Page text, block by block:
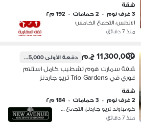
شقة
3 غرف نوم
• 2 حمامات • 192 م٢
الاندلس، التجمع الخامس
منذ 7 دقائق
11,300,000 ج.م دفعة الأولى6,165,000 ج.م
شقة سمارت هوم تشطيب كامل استلام
فوري في Trio Gardens تريو جاردنز
مميز مع دفعة مقدمة وتقسيط
شقة
2 غرف نوم
• 3 حمامات • 184 م٢
كومباوند تريو جاردنز، التجمع الخامس
منذ 7 دقائق